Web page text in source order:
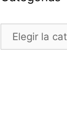
Categorías